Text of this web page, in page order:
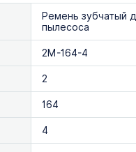
Ремень зубчатый
пылесоса
2M-164-4
2
164
4